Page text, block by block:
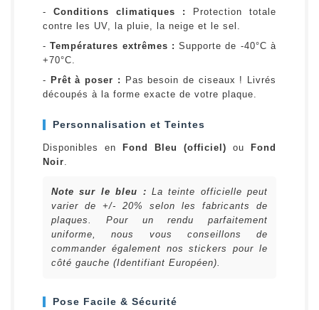
- Conditions climatiques :
Protection totale
contre les UV, la pluie, la neige et le sel.
-Températures extrêmes : Supporte de -40°C à
+70°C.
- Prêt à poser :
Pas besoin de ciseaux ! Livrés
découpés à la forme exacte de votre plaque.
Personnalisation et Teintes
Disponibles en Fond Bleu (officiel) ou
Fond
Noir.
Note sur le bleu : La teinte officielle peut
varier de +/- 20% selon les fabricants de
plaques. Pour un rendu parfaitement
uniforme, nous vous conseillons de
commander également nos stickers pour le
côté gauche (Identifiant Européen).
Pose Facile & Sécurité